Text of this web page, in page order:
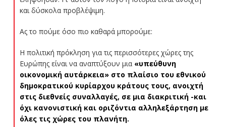
και δύσκολα προβλέψιμη.
Ας το πούμε όσο πιο καθαρά μπορούμε:
Η πολιτική πρόκληση για τις περισσότερες χώρες της
Ευρώπης είναι να αναπτύξουν μια «υπεύθυνη
οικονομική αυτάρκεια» στο πλαίσιο του εθνικού
δημοκρατικού κυρίαρχου κράτους τους, ανοιχτή
στις διεθνείς συναλλαγές, σε μια διακριτική -και
όχι κανονιστική και οριζόντια αλληλεξάρτηση με
όλες τις χώρες του πλανήτη.